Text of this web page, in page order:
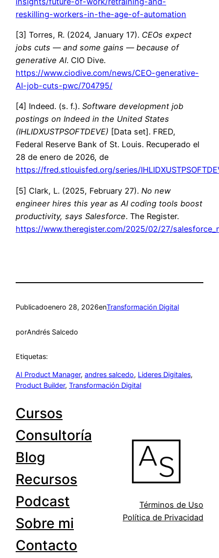
reskilling-workers-in-the-age-of-automation
[3] Torres, R. (2024, January 17). CEOs expect
jobs cuts — and some gains — because of
generative AI. CIO Dive.
https://www.ciodive.com/news/CEO-generative-
AI-job-cuts-pwc/704795/
[4] Indeed. (s. f.). Software development job
postings on Indeed in the United States
(IHLIDXUSTPSOFTDEVE) [Data set]. FRED,
Federal Reserve Bank of St. Louis. Recuperado el
28 de enero de 2026, de
https://fred.stlouisfed.org/series/
[5] Clark, L. (2025, February 27). No new
engineer hires this year as AI coding tools boost
productivity, says Salesforce. The Register.
https://www.theregister.com/2025/02/27/
Publicadoenero 28, 2026enTransformación Digital
porAndrés Salcedo
Etiquetas:
AI Product Manager, andres salcedo, Lideres Digitales
Product Builder, Transformación Digital
Cursos
Consultoría
Blog
Recursos
Podcast
Sobre mi
Contacto
Términos de Uso
Política de Privacidad